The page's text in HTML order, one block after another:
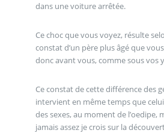
dans une voiture arrêtée.
Ce choc que vous voyez, résulte
constat d’un père plus âgé que
donc avant vous, comme sous vos
Ce constat de cette différence des
intervient en même temps que
des sexes, au moment de l’oedipe,
jamais assez je crois sur la